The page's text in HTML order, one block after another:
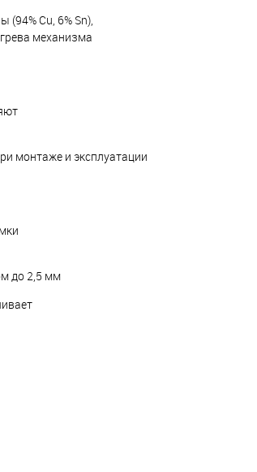
Cu, 6% Sn),
механизма
монтаже и эксплуатации
до 2,5 мм